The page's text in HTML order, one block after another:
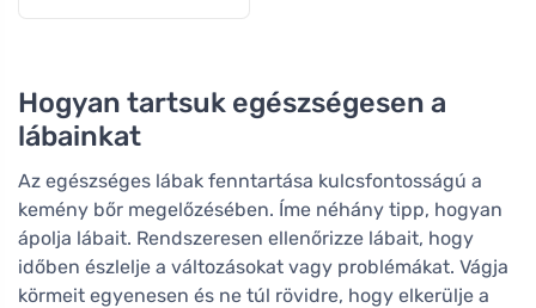
Hogyan tartsuk egészségesen a
lábainkat
Az egészséges lábak fenntartása kulcsfontosságú a
kemény bőr megelőzésében. Íme néhány tipp, hogyan
ápolja lábait. Rendszeresen ellenőrizze lábait, hogy
időben észlelje a változásokat vagy problémákat. Vágja
körmeit egyenesen és ne túl rövidre, hogy elkerülje a